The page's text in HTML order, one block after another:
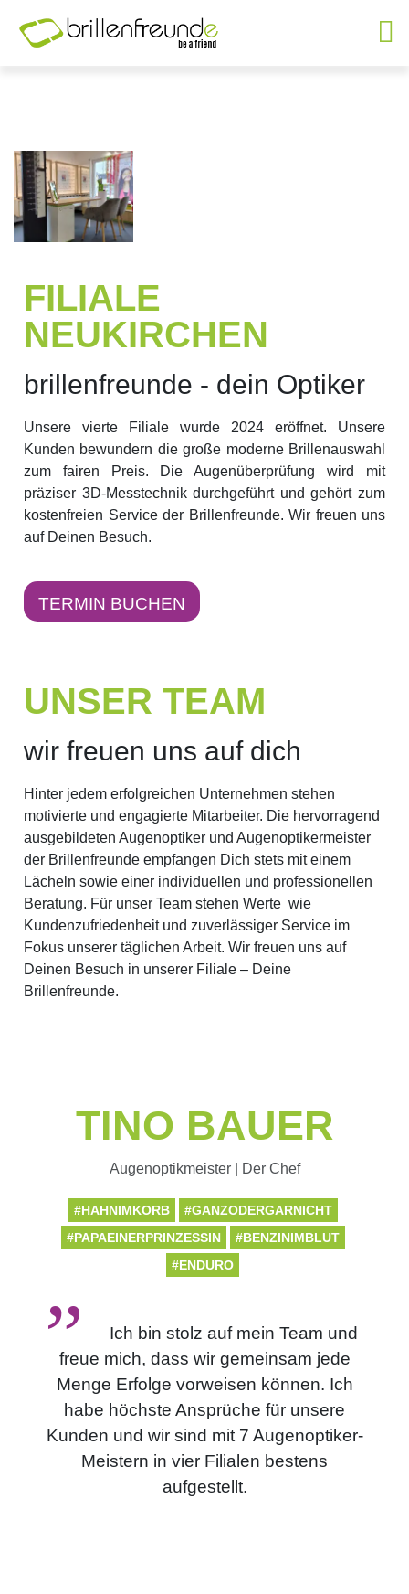
FILIALE
NEUKIRCHEN
brillenfreunde - dein Optiker
Unsere vierte Filiale wurde 2024 eröffnet. Unsere
Kunden bewundern die große moderne Brillenauswahl
zum fairen Preis. Die Augenüberprüfung wird mit
präziser 3D-Messtechnik durchgeführt und gehört zum
kostenfreien Service der Brillenfreunde. Wir freuen uns
auf Deinen Besuch.
TERMIN BUCHEN
UNSER TEAM
wir freuen uns auf dich
Hinter jedem erfolgreichen Unternehmen stehen
motivierte und engagierte Mitarbeiter. Die hervorragend
ausgebildeten Augenoptiker und Augenoptikermeister
der Brillenfreunde empfangen Dich stets mit einem
Lächeln sowie einer individuellen und professionellen
Beratung. Für unser Team stehen Werte wie
Kundenzufriedenheit und zuverlässiger Service im
Fokus unserer täglichen Arbeit. Wir freuen uns auf
Deinen Besuch in unserer Filiale – Deine
Brillenfreunde.
TINO BAUER
Augenoptikmeister | Der Chef
#HAHNIMKORB
#GANZODERGARNICHT
#PAPAEINERPRINZESSIN
#BENZINIMBLUT
#ENDURO
Ich bin stolz auf mein Team und
freue mich, dass wir gemeinsam jede
Menge Erfolge vorweisen können. Ich
habe höchste Ansprüche für unsere
Kunden und wir sind mit 7 Augenoptiker-
Meistern in vier Filialen bestens
aufgestellt.